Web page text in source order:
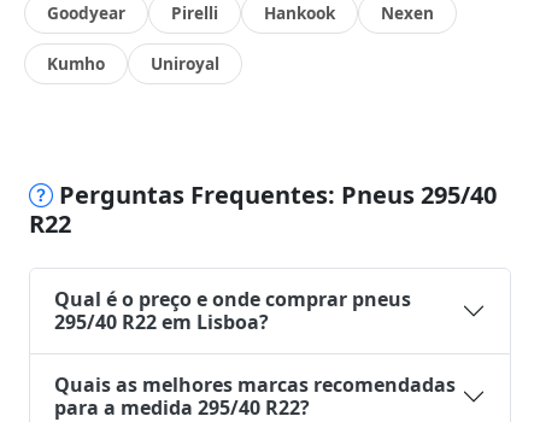
Goodyear Pirelli Hankook Nexen
Kumho Uniroyal
Perguntas Frequentes: Pneus 295/40
R22
Qual é o preço e onde comprar pneus
295/40 R22 em Lisboa?
Quais as melhores marcas recomendadas
para a medida 295/40 R22?